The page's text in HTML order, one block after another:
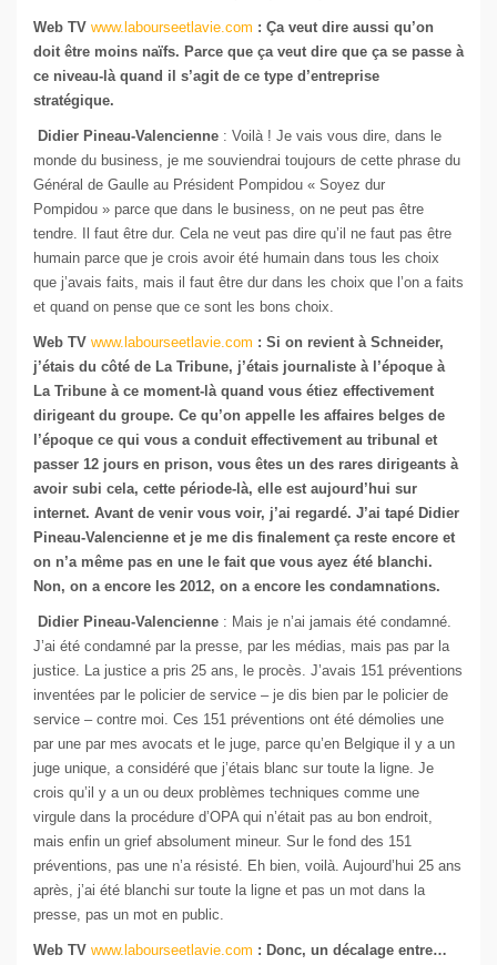
Web TV www.labourseetlavie.com : Ça veut dire aussi qu’on
doit être moins naïfs. Parce que ça veut dire que ça se passe à
ce niveau-là quand il s’agit de ce type d’entreprise
stratégique.
Didier Pineau-Valencienne : Voilà ! Je vais vous dire, dans le
monde du business, je me souviendrai toujours de cette phrase du
Général de Gaulle au Président Pompidou « Soyez dur
Pompidou » parce que dans le business, on ne peut pas être
tendre. Il faut être dur. Cela ne veut pas dire qu’il ne faut pas être
humain parce que je crois avoir été humain dans tous les choix
que j’avais faits, mais il faut être dur dans les choix que l’on a faits
et quand on pense que ce sont les bons choix.
Web TV www.labourseetlavie.com : Si on revient à Schneider,
j’étais du côté de La Tribune, j’étais journaliste à l’époque à
La Tribune à ce moment-là quand vous étiez effectivement
dirigeant du groupe. Ce qu’on appelle les affaires belges de
l’époque ce qui vous a conduit effectivement au tribunal et
passer 12 jours en prison, vous êtes un des rares dirigeants à
avoir subi cela, cette période-là, elle est aujourd’hui sur
internet. Avant de venir vous voir, j’ai regardé. J’ai tapé Didier
Pineau-Valencienne et je me dis finalement ça reste encore et
on n’a même pas en une le fait que vous ayez été blanchi.
Non, on a encore les 2012, on a encore les condamnations.
Didier Pineau-Valencienne : Mais je n’ai jamais été condamné.
J’ai été condamné par la presse, par les médias, mais pas par la
justice. La justice a pris 25 ans, le procès. J’avais 151 préventions
inventées par le policier de service – je dis bien par le policier de
service – contre moi. Ces 151 préventions ont été démolies une
par une par mes avocats et le juge, parce qu’en Belgique il y a un
juge unique, a considéré que j’étais blanc sur toute la ligne. Je
crois qu’il y a un ou deux problèmes techniques comme une
virgule dans la procédure d’OPA qui n’était pas au bon endroit,
mais enfin un grief absolument mineur. Sur le fond des 151
préventions, pas une n’a résisté. Eh bien, voilà. Aujourd’hui 25 ans
après, j’ai été blanchi sur toute la ligne et pas un mot dans la
presse, pas un mot en public.
Web TV www.labourseetlavie.com : Donc, un décalage entre…